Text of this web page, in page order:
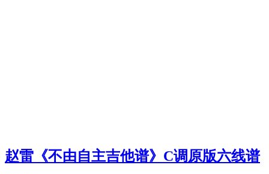
赵雷《不由自主吉他谱》C调原版六线谱